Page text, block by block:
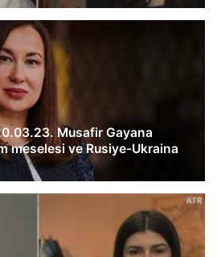
Musafir Gayana
meselesi ve Rusiye-Ukraina